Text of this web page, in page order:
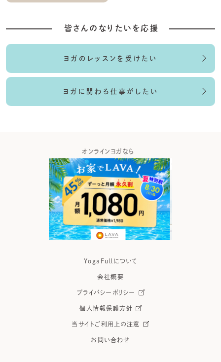
皆さんのなりたいを応援
ヨガのレッスンを受けたい
ヨガに関わる仕事がしたい
ヨガの資格取得なら
YogaFullについて
会社概要
プライバシーポリシー
個人情報保護方針
当サイトご利用上の注意
お問い合わせ